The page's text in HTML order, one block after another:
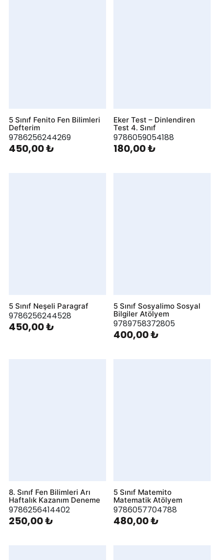
5 Sınıf Fenito Fen Bilimleri
Defterim
9786256244269
450,00 ₺
Eker Test – Dinlendiren
Test 4. Sınıf
9786059054188
180,00 ₺
5 Sınıf Neşeli Paragraf
9786256244528
450,00 ₺
5 Sınıf Sosyalimo Sosyal
Bilgiler Atölyem
9789758372805
400,00 ₺
8. Sınıf Fen Bilimleri Arı
Haftalık Kazanım Deneme
9786256414402
250,00 ₺
5 Sınıf Matemito
Matematik Atölyem
9786057704788
480,00 ₺